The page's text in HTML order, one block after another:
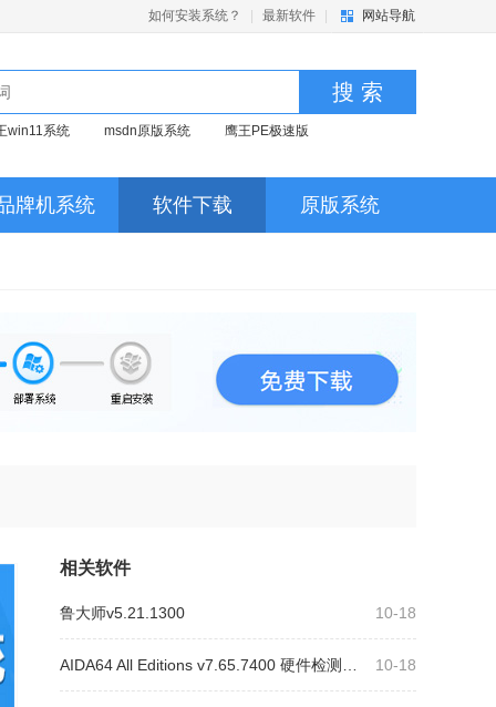
如何安装系统？ 最新软件 网站导航
搜 索
win11系统 msdn原版系统 鹰王PE极速版
牌机系统 软件下载 原版系统
相关软件
10-18
鲁大师v5.21.1300
10-18